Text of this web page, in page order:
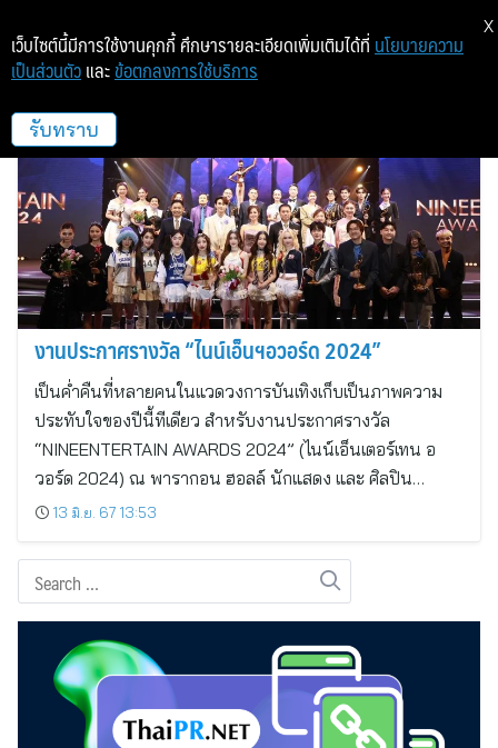
ไนน์เอ็นเตอร์เทน
งานประกาศรางวัล “ไนน์เอ็นฯอวอร์ด 2024”
เป็นค่ำคืนที่หลายคนในแวดวงการบันเทิงเก็บเป็นภาพความ
ประทับใจของปีนี้ทีเดียว สำหรับงานประกาศรางวัล
“NINEENTERTAIN AWARDS 2024” (ไนน์เอ็นเตอร์เทน อ
วอร์ด 2024) ณ พารากอน ฮอลล์ นักแสดง และ ศิลปิน…
13 มิ.ย. 67 13:53
เว็บไซต์นี้มีการใช้งานคุกกี้ ศึกษารายละเอียดเพิ่มเติมได้ที่ นโยบายความ
เป็นส่วนตัว และ ข้อตกลงการใช้บริการ
รับทราบ
X